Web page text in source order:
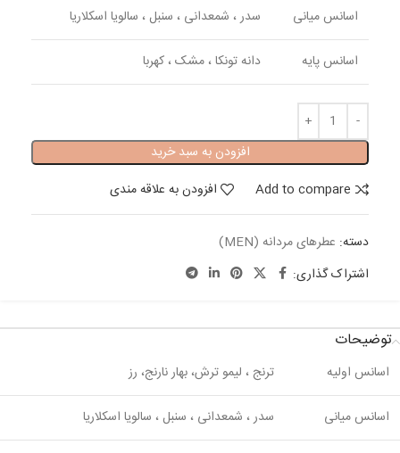
اسانس میانی سدر ، شمعدانی ، سنبل ، سالویا اسکلاریا
اسانس پایه دانه تونکا ، مشک ، کهربا
افزودن به سبد خرید
Add to compare
افزودن به علاقه مندی
دسته: عطرهای مردانه (MEN)
اشتراک گذاری:
توضیحات
اسانس اولیه ترنج ، لیمو ترش، بهار نارنج، رز
اسانس میانی سدر ، شمعدانی ، سنبل ، سالویا اسکلاریا